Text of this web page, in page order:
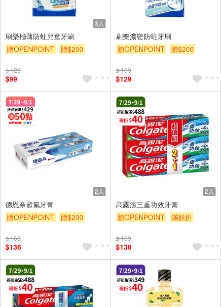
3入
刷樂極薄防蛀兒童牙刷
贈OPENPOINT
贈$200
$ 129
$99
刷樂濃密防蛀牙刷
贈OPENPOINT
贈$200
$ 169
$129
2入
德恩奈超氟牙膏
贈OPENPOINT
贈$200
$ 160
$136
2入
高露潔三重功效牙膏
贈OPENPOINT
滿額折
$ 169
$138